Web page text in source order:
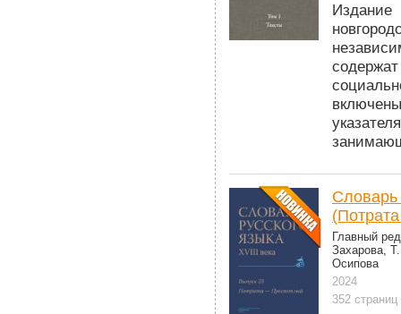
Словарь
Главный
Захарова,
Осипова
2024
352 страниц